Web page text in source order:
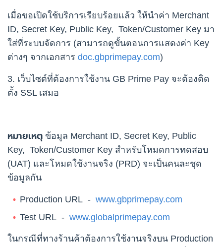
เมื่อขอเปิดใช้บริการเรียบร้อยแล้ว ให้นำค่า Merchant
ID, Secret Key, Public Key, Token/Customer Key มา
ใส่ที่ระบบจัดการ (สามารถดูขั้นตอนการแสดงค่า Key
ต่างๆ จากเอกสาร doc.gbprimepay.com)
3. เว็บไซต์ที่ต้องการใช้งาน GB Prime Pay จะต้องติด
ตั้ง SSL เสมอ
หมายเหตุ ข้อมูล Merchant ID, Secret Key, Public
Key, Token/Customer Key สำหรับโหมดการทดสอบ
(UAT) และโหมดใช้งานจริง (PRD) จะเป็นคนละชุด
ข้อมูลกัน
Production URL - www.gbprimepay.com
Test URL - www.globalprimepay.com
ในกรณีที่ทางร้านค้าต้องการใช้งานจริงบน Production